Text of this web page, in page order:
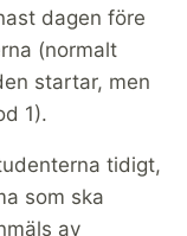
dagen före
(normalt
startar, men
1).
tidigt,
som ska
av